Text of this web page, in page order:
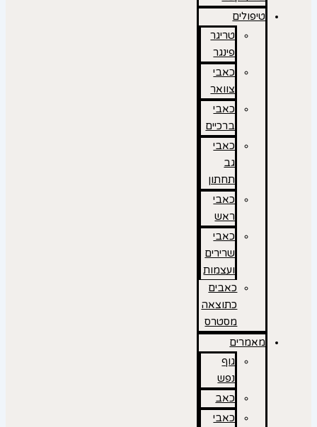
טיפולים
טריגר
פינגר
כאבי
צוואר
כאבי
ברכיים
כאבי
גב
תחתון
כאבי
ראש
כאבי
שרירים
ועצמות
כאבים
כתוצאה
מסטרס
מאמרים
גוף
נפש
כאב
כאבי